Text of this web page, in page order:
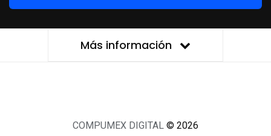
Más información
COMPUMEX DIGITAL © 2026